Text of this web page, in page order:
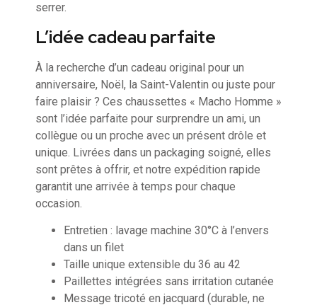
serrer.
L’idée cadeau parfaite
À la recherche d’un cadeau original pour un
anniversaire, Noël, la Saint-Valentin ou juste pour
faire plaisir ? Ces chaussettes « Macho Homme »
sont l’idée parfaite pour surprendre un ami, un
collègue ou un proche avec un présent drôle et
unique. Livrées dans un packaging soigné, elles
sont prêtes à offrir, et notre expédition rapide
garantit une arrivée à temps pour chaque
occasion.
Entretien : lavage machine 30°C à l’envers
dans un filet
Taille unique extensible du 36 au 42
Paillettes intégrées sans irritation cutanée
Message tricoté en jacquard (durable, ne